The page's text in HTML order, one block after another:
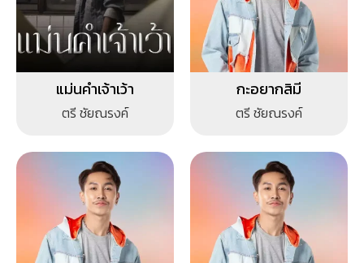
แม่นคำเจ้าเว้า
ตรี ชัยณรงค์
กะอยากสิมี
ตรี ชัยณรงค์